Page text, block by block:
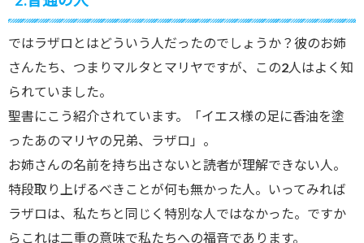
ではラザロとはどういう人だったのでしょうか？彼のお姉
さんたち、つまりマルタとマリヤですが、この2人はよく知
られていました。
聖書にこう紹介されています。「イエス様の足に香油を塗
ったあのマリヤの兄弟、ラザロ」。
お姉さんの名前を持ち出さないと読者が理解できない人。
特段取り上げるべきことが何も無かった人。いってみれば
ラザロは、私たちと同じく特別な人ではなかった。ですか
らこれは二重の意味で私たちへの福音であります。